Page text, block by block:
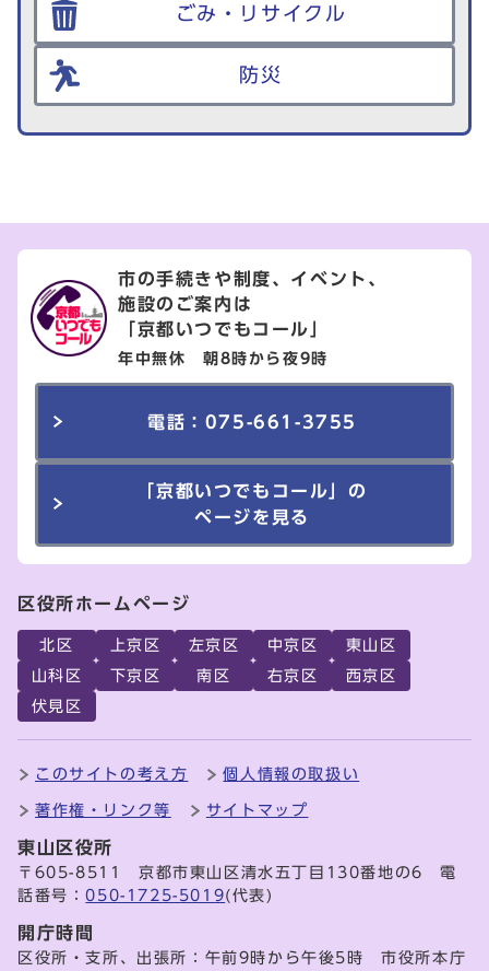
ごみ・リサイクル
防災
市の手続きや制度、イベント、
施設のご案内は
「京都いつでもコール」
年中無休 朝8時から夜9時
電話：075-661-3755
「京都いつでもコール」の
ページを見る
区役所ホームページ
北区 上京区 左京区 中京区
東山区
山科区
下京区 南区 右京区
西京区
伏見区
このサイトの考え方 個人情報の取扱い
著作権・リンク等 サイトマップ
東山区役所
〒605-8511 京都市東山区清水五丁目130番地の6 電
話番号：050-1725-5019(代表)
開庁時間
区役所・支所、出張所：午前9時から午後5時 市役所本庁